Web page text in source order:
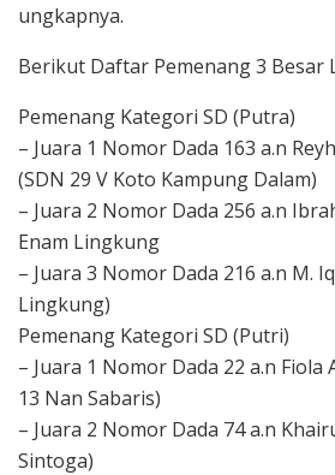
ungkapnya.
Berikut Daftar Pemenang 3 Besar
Pemenang Kategori SD (Putra)
– Juara 1 Nomor Dada 163 a.n
(SDN 29 V Koto Kampung Dalam)
– Juara 2 Nomor Dada 256 a.n
Enam Lingkung
– Juara 3 Nomor Dada 216 a.n M.
Lingkung)
Pemenang Kategori SD (Putri)
– Juara 1 Nomor Dada 22 a.n Fiola
13 Nan Sabaris)
– Juara 2 Nomor Dada 74 a.n
Sintoga)